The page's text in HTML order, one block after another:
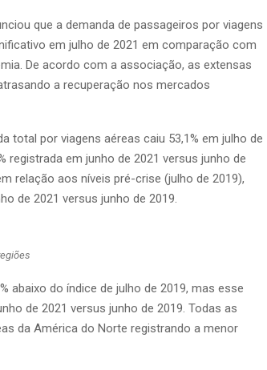
que a demanda de passageiros por viagens
em julho de 2021 em comparação com
De acordo com a associação, as extensas
a recuperação nos mercados
total por viagens aéreas caiu 53,1% em julho de
registrada em junho de 2021 versus junho de
relação aos níveis pré-crise (julho de 2019),
de 2021 versus junho de 2019.
abaixo do índice de julho de 2019, mas esse
de 2021 versus junho de 2019. Todas as
da América do Norte registrando a menor